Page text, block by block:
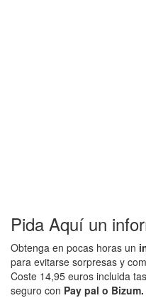
Pida Aquí un
Obtenga en pocas horas un
para evitarse sorpresas y
Coste 14,95 euros incluida
seguro con Pay pal o Bizum.